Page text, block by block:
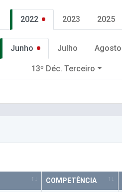
2022 2023 2025
Junho Julho Agosto
13º Déc. Terceiro
COMPETÊNCIA